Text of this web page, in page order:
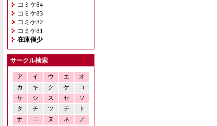
コミケ84
コミケ83
コミケ82
コミケ81
在庫僅少
サークル検索
ア イ ウ エ
オ
カ
キ ク ケ
コ
サ
シ ス セ
ソ
タ
チ ツ テ
ト
ナ
ニ ヌ ネ
ノ